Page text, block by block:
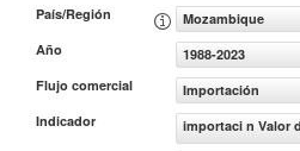
País/Región
Mozambique
Año
1988-2023
Flujo comercial
Importación
Indicador
importaci n Valor